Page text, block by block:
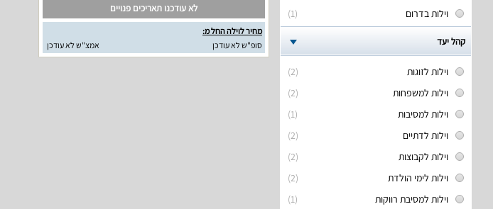
(1)
וילות בדרום
קהל יעד
(2)
וילות לזוגות
(2)
וילות למשפחות
(1)
וילות למסיבות
(2)
וילות לדתיים
(2)
וילות לקבוצות
(2)
וילות לימי הולדת
(1)
וילות למסיבת רווקות
לא עודכנו תאריכים פנויים
מחיר לוילה החל מ:
סופ"ש לא עודכן
אמצ"ש לא עודכן